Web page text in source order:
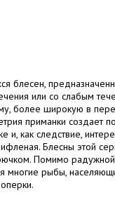
блесен,
или со слабым
более широкую в
приманки создает
и, как следствие,
Блесны этой
Помимо радужной
многие рыбы,